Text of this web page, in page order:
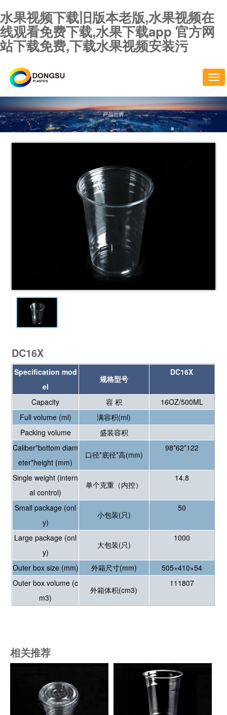
水果视频下载旧版本老版,水果视频在
线观看免费下载,水果下载app 官方网
站下载免费,下载水果视频安装污
切
导
航
DC16X
Specification mod
el
规格型号
DC16X
Capacity 容 积
16OZ/500ML
Full volume (ml)
满容积(ml)
Packing volume
盛装容积
Caliber*bottom diam
eter*height (mm)
口径*底径*高(mm)
98*62*122
Single weight (intern
al control)
单个克重（内控）
14.8
Small package (onl
y)
小包装(只)
50
Large package (onl
y)
大包装(只)
1000
Outer box size (mm) 外箱尺寸(mm)
505×410×54
Outer box volume (c
m3)
外箱体积(cm3)
111807
相关推荐